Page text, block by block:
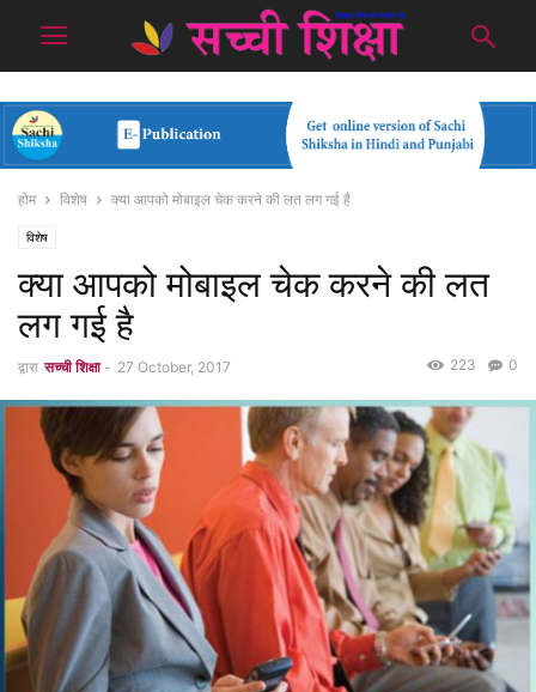
होम विशेष क्या आपको मोबाइल चेक करने की लत लग गई है
विशेष
क्या आपको मोबाइल चेक करने की लत
लग गई है
द्वारा सच्ची शिक्षा - 27 October, 2017 0
223